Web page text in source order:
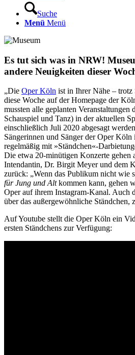
Suche
Menü Menü
Es tut sich was in NRW!
andere Neuigkeiten dieser
„Die Oper Köln ist in Ihrer Nähe – trotz
diese Woche auf der Homepage der
mussten alle geplanten
Schauspiel und Tanz) in der aktuellen
einschließlich Juli 2020 abgesagt
Sängerinnen und Sänger der Oper
regelmäßig mit »Ständchen«-
Die etwa 20-minütigen Konzerte gehen
Intendantin, Dr. Birgit Meyer und dem
zurück: „Wenn das Publikum nicht wie
für Jung und Altkommen kann, gehen
Oper auf ihrem Instagram-Kanal. Auch
über das außergewöhnliche Ständchen,
Auf Youtube stellt die Oper Köln ein
ersten Ständchens zur Verfügung: